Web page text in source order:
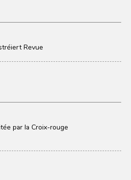
Revue
par la Croix-rouge